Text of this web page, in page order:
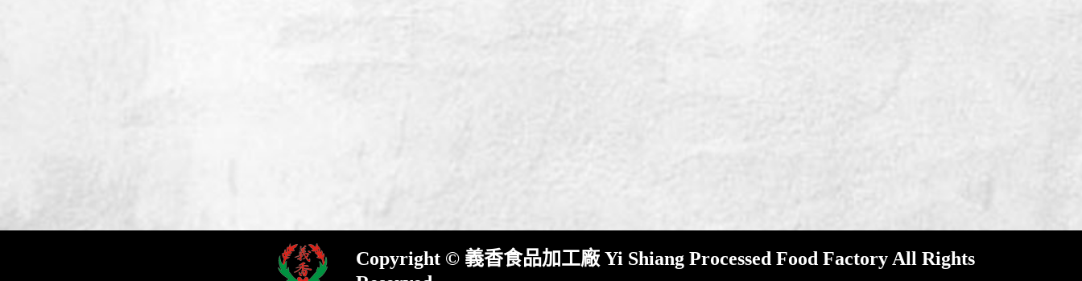
Copyright © 義香食品加工廠 Yi Shiang Processed Food Factory All Rights